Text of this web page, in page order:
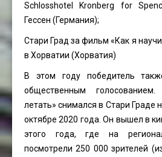
Schlosshotel Kronberg for
Гессен (Германия);
Стари Град за фильм «Как я
в Хорватии (Хорватия)
В этом году победитель
общественным
летать» снимался в Стари Граде
октябре 2020 года. Он вышел в
этого года, где на
посмотрели 250 000 зрителей